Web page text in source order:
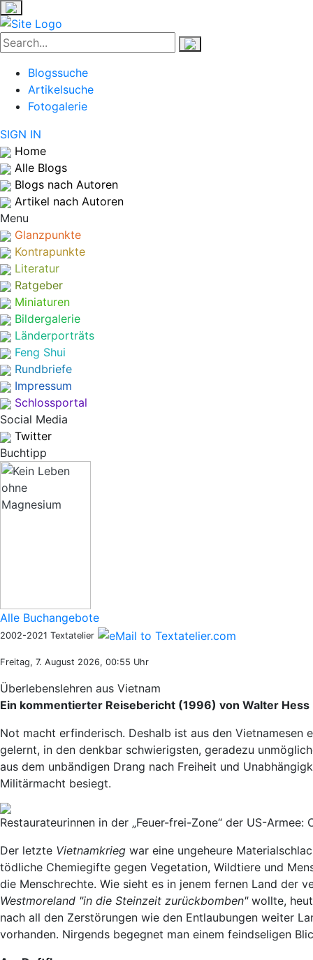
Blogssuche
Artikelsuche
Fotogalerie
SIGN IN
Home
Alle Blogs
Blogs nach Autoren
Artikel nach Autoren
Menu
Glanzpunkte
Kontrapunkte
Literatur
Ratgeber
Miniaturen
Bildergalerie
Länderporträts
Feng Shui
Rundbriefe
Impressum
Schlossportal
Social Media
Twitter
Buchtipp
Alle Buchangebote
2002-2021 Textatelier
Freitag, 7. August 2026, 00:55 Uhr
Überlebenslehren aus Vietnam
Ein kommentierter Reisebericht (1996) von Walter Hess
Not macht erfinderisch. Deshalb ist aus den
gelernt, in den denkbar schwierigsten, geradezu
aus dem unbändigen Drang nach Freiheit und
Militärmacht besiegt.
Restaurateurinnen in der „Feuer-frei-Zone“ der US-
Der letzte Vietnamkrieg war eine ungeheure
tödliche Chemiegifte gegen Vegetation, Wildtiere und
die Menschrechte. Wie sieht es in jenem fernen Land der
Westmoreland "in die Steinzeit zurückbomben"wollte,
nach all den Zerstörungen wie den Entlaubungen weiter
vorhanden. Nirgends begegnet man einem feindseligen